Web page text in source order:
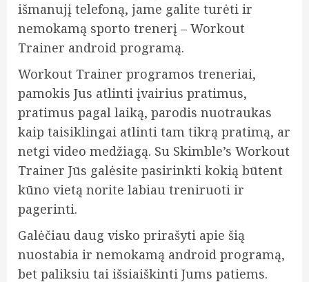
išmanujį telefoną, jame galite turėti ir
nemokamą sporto trenerį – Workout
Trainer android programą.
Workout Trainer programos treneriai,
pamokis Jus atlinti įvairius pratimus,
pratimus pagal laiką, parodis nuotraukas
kaip taisiklingai atlinti tam tikrą pratimą, ar
netgi video medžiagą. Su Skimble’s Workout
Trainer Jūs galėsite pasirinkti kokią būtent
kūno vietą norite labiau treniruoti ir
pagerinti.
Galėčiau daug visko prirašyti apie šią
nuostabia ir nemokamą android programą,
bet paliksiu tai išsiaiškinti Jums patiems.